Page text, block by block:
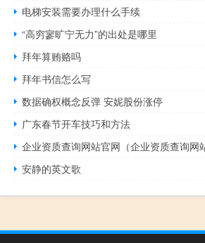
电梯安装需要办理什么手续
“高穷寥旷宁无力”的出处是哪里
拜年算贿赂吗
拜年书信怎么写
数据确权概念反弹 安妮股份涨停
广东春节开车技巧和方法
企业资质查询网站官网（企业资质查询网
安静的英文歌